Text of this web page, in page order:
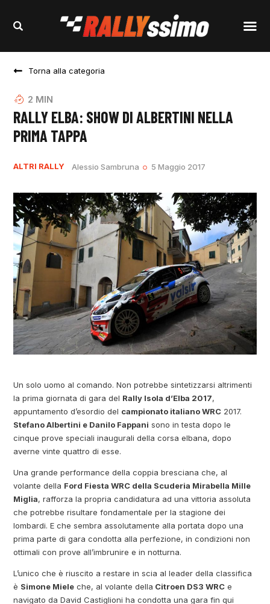
Torna alla categoria
2 MIN
RALLY ELBA: SHOW DI ALBERTINI NELLA
PRIMA TAPPA
ALTRI RALLY Alessio Sambruna 5 Maggio 2017
Un solo uomo al comando. Non potrebbe sintetizzarsi altrimenti
la prima giornata di gara del Rally Isola d’Elba 2017,
appuntamento d’esordio del campionato italiano WRC 2017.
Stefano Albertini e Danilo Fappani sono in testa dopo le
cinque prove speciali inaugurali della corsa elbana, dopo
averne vinte quattro di esse.
Una grande performance della coppia bresciana che, al
volante della Ford Fiesta WRC della Scuderia Mirabella Mille
Miglia, rafforza la propria candidatura ad una vittoria assoluta
che potrebbe risultare fondamentale per la stagione dei
lombardi. E che sembra assolutamente alla portata dopo una
prima parte di gara condotta alla perfezione, in condizioni non
ottimali con prove all’imbrunire e in notturna.
L’unico che è riuscito a restare in scia al leader della classifica
è Simone Miele che, al volante della Citroen DS3 WRC e
navigato da David Castiglioni ha condotta una gara fin qui